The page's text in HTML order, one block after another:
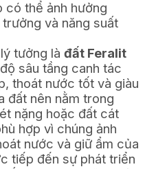
có thể ảnh hưởng
và năng suất
tưởng là đất Feralit
sâu tầng canh tác
thoát nước tốt và giàu
đất nên nằm trong
nặng hoặc đất cát
hợp vì chúng ảnh
nước và giữ ẩm của
tiếp đến sự phát triển